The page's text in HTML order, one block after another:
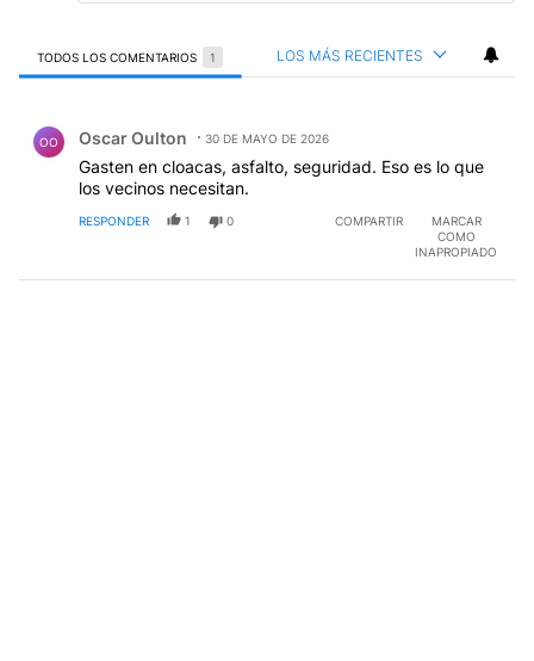
TODOS LOS COMENTARIOS 1 LOS MÁS RECIENTES
OO Oscar Oulton 30 DE MAYO DE 2026
Gasten en cloacas, asfalto, seguridad. Eso es lo que
los vecinos necesitan.
RESPONDER 1 0 COMPARTIR
MARCAR
COMO
INAPROPIADO